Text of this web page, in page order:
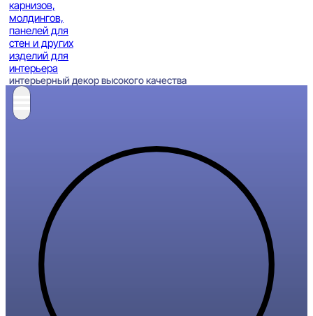
интерьерный декор высокого качества